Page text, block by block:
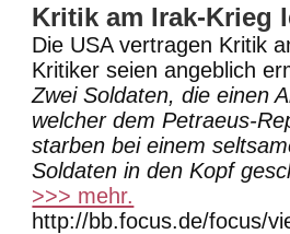
Kritik am Irak-Krieg
Die USA vertragen Kritik
Kritiker seien angeblich
Zwei Soldaten, die einen
welcher dem Petraeus-
starben bei einem
Soldaten in den Kopf
>>> mehr.
http://bb.focus.de/focus/